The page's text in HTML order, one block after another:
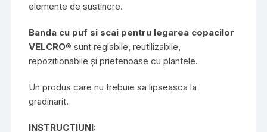
elemente de sustinere.
Banda cu puf si scai pentru legarea copacilor
VELCRO® sunt reglabile, reutilizabile,
repozitionabile și prietenoase cu plantele.
Un produs care nu trebuie sa lipseasca la
gradinarit.
INSTRUCTIUNI: